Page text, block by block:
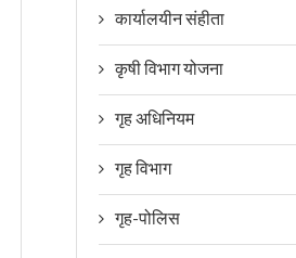
कार्यालयीन संहीता
कृषी विभाग योजना
गृह अधिनियम
गृह विभाग
गृह-पोलिस